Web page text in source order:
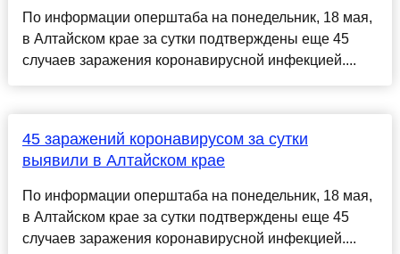
По информации оперштаба на понедельник, 18 мая,
в Алтайском крае за сутки подтверждены еще 45
случаев заражения коронавирусной инфекцией....
45 заражений коронавирусом за сутки
выявили в Алтайском крае
По информации оперштаба на понедельник, 18 мая,
в Алтайском крае за сутки подтверждены еще 45
случаев заражения коронавирусной инфекцией....